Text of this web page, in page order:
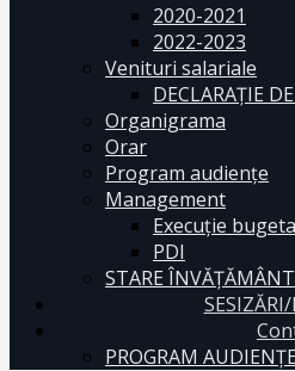
2020-2021
2022-2023
Venituri salariale
DECLARAŢIE
Organigrama
Orar
Program audiențe
Management
Execuţie
PDI
STARE
PROGRAM